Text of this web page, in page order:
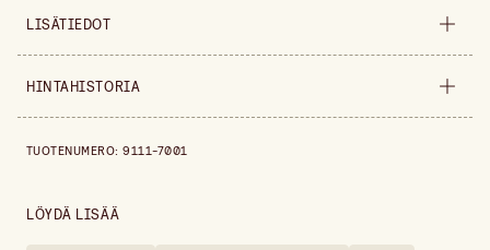
LISÄTIEDOT
Myyntiyksikkö pakkaus
Korkeus
HINTAHISTORIA
TUOTENUMERO:9111-7001
LÖYDÄ LISÄÄ